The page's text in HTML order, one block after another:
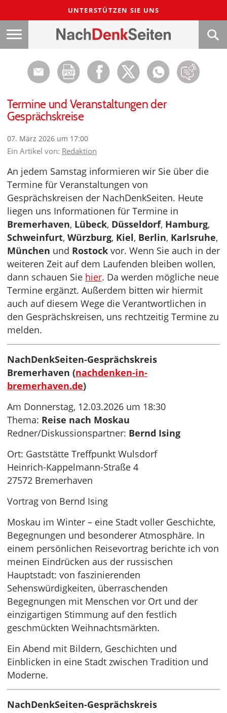
UNTERSTÜTZEN SIE UNS
Termine und Veranstaltungen der
Gesprächskreise
07. März 2026 um 17:00
Ein Artikel von: Redaktion
An jedem Samstag informieren wir Sie über die
Termine für Veranstaltungen von
Gesprächskreisen der NachDenkSeiten. Heute
liegen uns Informationen für Termine in
Bremerhaven, Lübeck, Düsseldorf, Hamburg,
Schweinfurt, Würzburg, Kiel, Berlin, Karlsruhe,
München und Rostock vor. Wenn Sie auch in der
weiteren Zeit auf dem Laufenden bleiben wollen,
dann schauen Sie hier. Da werden mögliche neue
Termine ergänzt. Außerdem bitten wir hiermit
auch auf diesem Wege die Verantwortlichen in
den Gesprächskreisen, uns rechtzeitig Termine zu
melden.
NachDenkSeiten-Gesprächskreis
Bremerhaven (nachdenken-in-
bremerhaven.de)
Am Donnerstag, 12.03.2026 um 18:30
Thema: Reise nach Moskau
Redner/Diskussionspartner: Bernd Ising
Ort: Gaststätte Treffpunkt Wulsdorf
Heinrich-Kappelmann-Straße 4
27572 Bremerhaven
Vortrag von Bernd Ising
Moskau im Winter – eine Stadt voller Geschichte,
Begegnungen und besonderer Atmosphäre. In
einem persönlichen Reisevortrag berichte ich von
meinen Eindrücken aus der russischen
Hauptstadt: von faszinierenden
Sehenswürdigkeiten, überraschenden
Begegnungen mit Menschen vor Ort und der
einzigartigen Stimmung auf den festlich
geschmückten Weihnachtsmärkten.
Ein Abend mit Bildern, Geschichten und
Einblicken in eine Stadt zwischen Tradition und
Moderne.
NachDenkSeiten-Gesprächskreis